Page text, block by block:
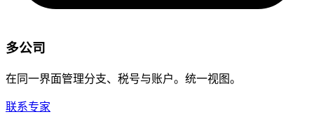
多公司
在同一界面管理分支、税号与账户。统一视图。
联系专家